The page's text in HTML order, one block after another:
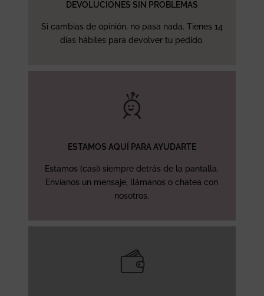
DEVOLUCIONES SIN PROBLEMAS
Si cambias de opinión, no pasa nada. Tienes 14
días hábiles para devolver tu pedido.
ESTAMOS AQUÍ PARA AYUDARTE
Estamos (casi) siempre detrás de la pantalla.
Envíanos un mensaje, llámanos o chatea con
nosotros.